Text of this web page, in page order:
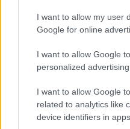
I want to allow my user
Google for online
I want to allow Google
personalized advertising.
I want to allow Google
related to analytics like
device identifiers in apps.
Hírlevél